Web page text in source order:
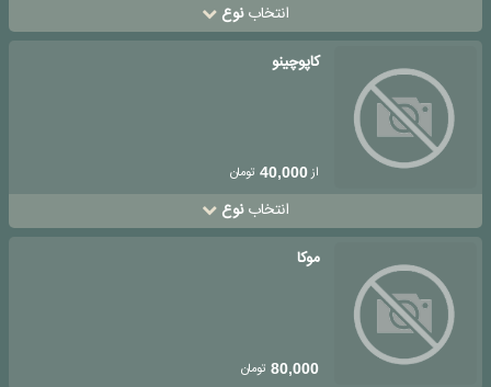
انتخابنوع
کاپوچینو
از40,000 تومان
انتخابنوع
موکا
80,000 تومان